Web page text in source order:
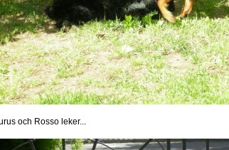
och Rosso leker...